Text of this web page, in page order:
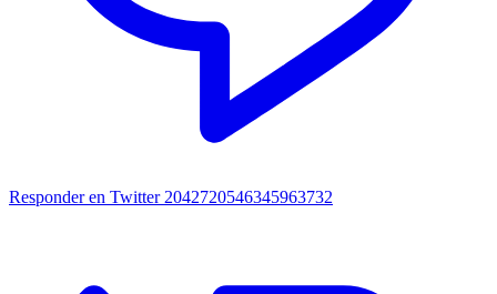
Responder en Twitter 2042720546345963732